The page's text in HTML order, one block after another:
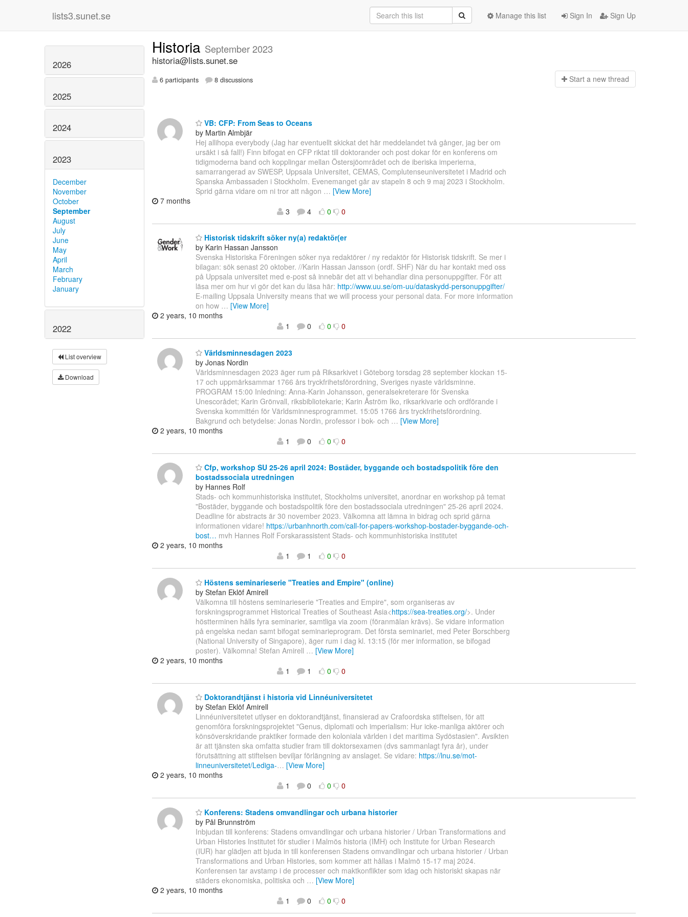
lists3.sunet.se Sign In Sign Up
Manage this list
2026
2025
2024
2023
December
November
October
September
August
July
June
May
April
March
February
January
2022
List overview
Download
Historia September 2023
historia@lists.sunet.se
6 participants 8 discussions Start a new thread
VB: CFP: From Seas to Oceans
by Martin Almbjär
Hej allihopa everybody (Jag har eventuellt skickat det här meddelandet två gånger, jag ber om
ursäkt i så fall!) Finn bifogat en CFP riktat till doktorander och post dokar för en konferens om
tidigmoderna band och kopplingar mellan Östersjöområdet och de iberiska imperierna,
samarrangerad av SWESP, Uppsala Universitet, CEMAS, Complutenseuniversitetet i Madrid och
Spanska Ambassaden i Stockholm. Evenemanget går av stapeln 8 och 9 maj 2023 i Stockholm.
Sprid gärna vidare om ni tror att någon … [View More]
7 months
3
4 0 0
Historisk tidskrift söker ny(a) redaktör(er
by Karin Hassan Jansson
Svenska Historiska Föreningen söker nya redaktörer / ny redaktör för Historisk tidskrift. Se mer i
bilagan: sök senast 20 oktober. //Karin Hassan Jansson (ordf. SHF) När du har kontakt med oss
på Uppsala universitet med e-post så innebär det att vi behandlar dina personuppgifter. För att
läsa mer om hur vi gör det kan du läsa här: http://www.uu.se/om-uu/dataskydd-personuppgifter/
E-mailing Uppsala University means that we will process your personal data. For more information
on how … [View More]
2 years, 10 months
1
0 0 0
Världsminnesdagen 2023
by Jonas Nordin
Världsminnesdagen 2023 äger rum på Riksarkivet i Göteborg torsdag 28 september klockan 15-
17 och uppmärksammar 1766 års tryckfrihetsförordning, Sveriges nyaste världsminne.
PROGRAM 15:00 Inledning: Anna-Karin Johansson, generalsekreterare för Svenska
Unescorådet; Karin Grönvall, riksbibliotekarie; Karin Åström Iko, riksarkivarie och ordförande i
Svenska kommittén för Världsminnesprogrammet. 15:05 1766 års tryckfrihetsförordning.
Bakgrund och betydelse: Jonas Nordin, professor i bok- och … [View More]
2 years, 10 months
1
0 0 0
Cfp, workshop SU 25-26 april 2024: Bostäder, byggande och bostadspolitik före den
bostadssociala utredningen
by Hannes Rolf
Stads- och kommunhistoriska institutet, Stockholms universitet, anordnar en workshop på temat
"Bostäder, byggande och bostadspolitik före den bostadssociala utredningen" 25-26 april 2024.
Deadline för abstracts är 30 november 2023. Välkomna att lämna in bidrag och sprid gärna
informationen vidare! https://urbanhnorth.com/call-for-papers-workshop-bostader-byggande-och-
bost… mvh Hannes Rolf Forskarassistent Stads- och kommunhistoriska institutet
2 years, 10 months
1
1 0 0
Höstens seminarieserie "Treaties and Empire" (online)
by Stefan Eklöf Amirell
Välkomna till höstens seminarieserie "Treaties and Empire", som organiseras av
forskningsprogrammet Historical Treaties of Southeast Asia<https://sea-treaties.org/>. Under
höstterminen hålls fyra seminarier, samtliga via zoom (föranmälan krävs). Se vidare information
på engelska nedan samt bifogat seminarieprogram. Det första seminariet, med Peter Borschberg
(National University of Singapore), äger rum i dag kl. 13:15 (för mer information, se bifogad
poster). Välkomna! Stefan Amirell … [View More]
2 years, 10 months
1
1 0 0
Doktorandtjänst i historia vid Linnéuniversitetet
by Stefan Eklöf Amirell
Linnéuniversitetet utlyser en doktorandtjänst, finansierad av Crafoordska stiftelsen, för att
genomföra forskningsprojektet "Genus, diplomati och imperialism: Hur icke-manliga aktörer och
könsöverskridande praktiker formade den koloniala världen i det maritima Sydöstasien". Avsikten
är att tjänsten ska omfatta studier fram till doktorsexamen (dvs sammanlagt fyra år), under
förutsättning att stiftelsen beviljar förlängning av anslaget. Se vidare: https://lnu.se/mot-
linneuniversitetet/Lediga-… [View More]
2 years, 10 months
1
0 0 0
Konferens: Stadens omvandlingar och urbana historier
by Pål Brunnström
Inbjudan till konferens: Stadens omvandlingar och urbana historier / Urban Transformations and
Urban Histories Institutet för studier i Malmös historia (IMH) och Institute for Urban Research
(IUR) har glädjen att bjuda in till konferensen Stadens omvandlingar och urbana historier / Urban
Transformations and Urban Histories, som kommer att hållas i Malmö 15-17 maj 2024.
Konferensen tar avstamp i de processer och maktkonflikter som idag och historiskt skapas när
städers ekonomiska, politiska och … [View More]
2 years, 10 months
1
0 0 0